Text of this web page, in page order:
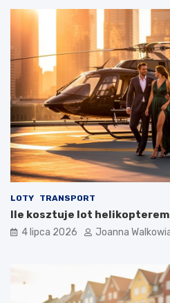
LOTY TRANSPORT
Ile kosztuje lot helikopterem
4 lipca 2026 Joanna